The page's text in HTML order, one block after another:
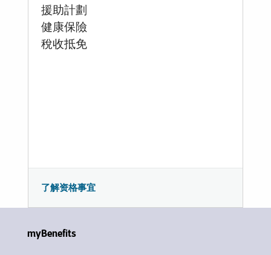
援助計劃
健康保險
稅收抵免
了解资格事宜
myBenefits